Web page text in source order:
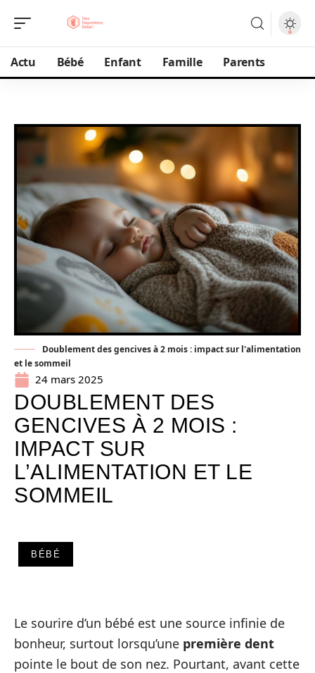
Actu Bébé Enfant Famille Parents
Doublement des gencives à 2 mois : impact sur l'alimentation
et le sommeil
24 mars 2025
DOUBLEMENT DES
GENCIVES À 2 MOIS :
IMPACT SUR
L’ALIMENTATION ET LE
SOMMEIL
BÉBÉ
Le sourire d’un bébé est une source infinie de
bonheur, surtout lorsqu’une première dent
pointe le bout de son nez. Pourtant, avant cette